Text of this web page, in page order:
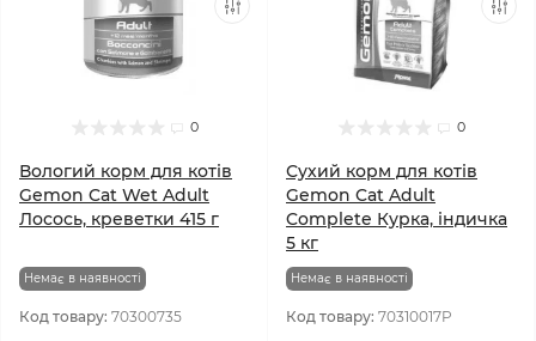
0
Вологий корм для котів
Gemon Cat Wet Adult
Лосось, креветки 415 г
Немає в наявності
Код товару: 70300735
0
Сухий корм для котів
Gemon Cat Adult
Complete Курка, індичка
5 кг
Немає в наявності
Код товару: 70310017P